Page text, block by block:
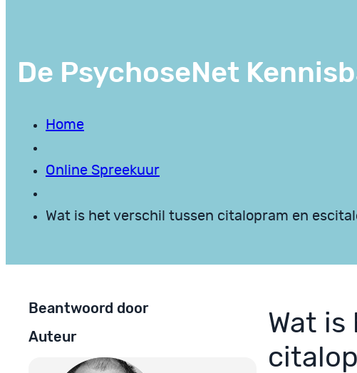
De PsychoseNet
Home
Online Spreekuur
Wat is het verschil tussen citalopram en
Beantwoord door
Auteur
Wat